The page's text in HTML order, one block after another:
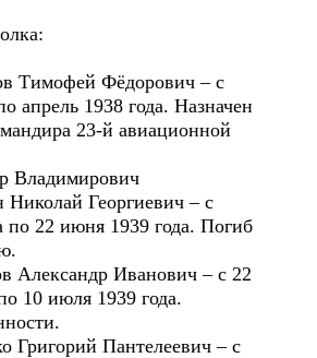
Тимофей Фёдорович – с
апрель 1938 года. Назначен
23-й авиационной
Владимирович
Георгиевич – с
по 22 июня 1939 года. Погиб
Александр Иванович – с 22
10 июля 1939 года.
Григорий Пантелеевич – с